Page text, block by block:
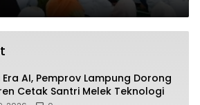
AI, Pemprov Lampung Dorong
Cetak Santri Melek Teknologi